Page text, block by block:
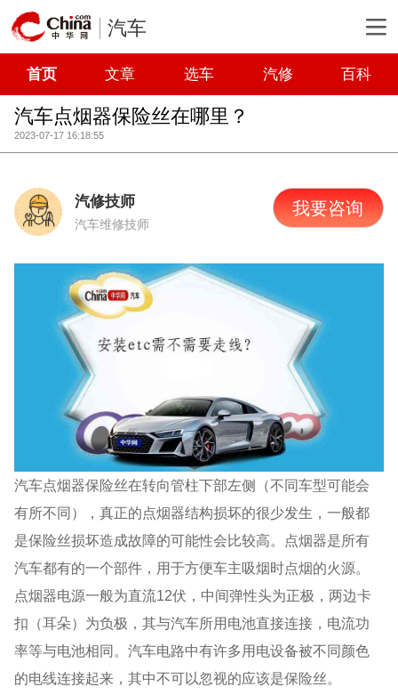
汽车
首页 文章 选车 汽修 百科
汽车点烟器保险丝在哪里？
2023-07-17 16:18:55
汽修技师
汽车维修技师
我要咨询
汽车点烟器保险丝在转向管柱下部左侧（不同车型可能会
有所不同），真正的点烟器结构损坏的很少发生，一般都
是保险丝损坏造成故障的可能性会比较高。点烟器是所有
汽车都有的一个部件，用于方便车主吸烟时点烟的火源。
点烟器电源一般为直流12伏，中间弹性头为正极，两边卡
扣（耳朵）为负极，其与汽车所用电池直接连接，电流功
率等与电池相同。汽车电路中有许多用电设备被不同颜色
的电线连接起来，其中不可以忽视的应该是保险丝。